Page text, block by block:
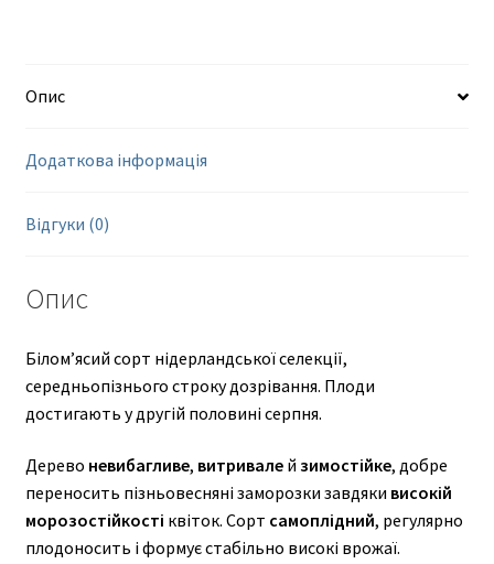
Опис
Додаткова інформація
Відгуки (0)
Опис
Білом’ясий сорт нідерландської селекції,
середньопізнього строку дозрівання. Плоди
достигають у другій половині серпня.
Дерево невибагливе, витривалей зимостійке, добре
переносить пізньовесняні заморозки завдяки високій
морозостійкості квіток. Сорт самоплідний, регулярно
плодоносить і формує стабільно високі врожаї.